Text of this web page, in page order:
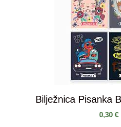
Bilježnica Pisanka
0,30 €